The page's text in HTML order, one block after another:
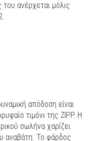
ανέρχεται μόλις
απόδοση είναι
τιμόνι της ZIPP. H
σωλήνα χαρίζει
αναβάτη. Το φάρδος